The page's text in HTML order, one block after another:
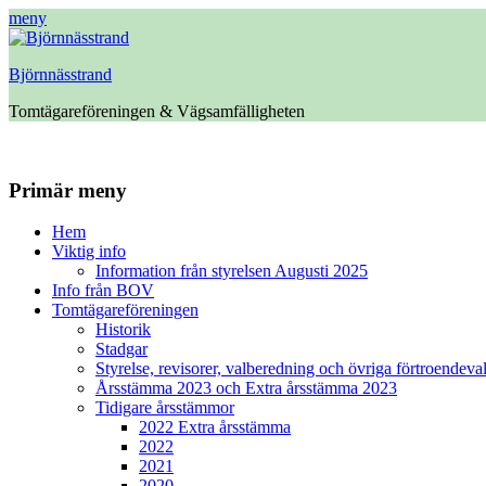
meny
Björnnässtrand
Tomtägareföreningen & Vägsamfälligheten
Primär meny
HoppaHem
Viktig info
Information från styrelsen Augusti 2025
Info från BOV
Tomtägareföreningen
Historik
Stadgar
Styrelse, revisorer, valberedning och övriga
Årsstämma 2023 och Extra årsstämma 2023
Tidigare årsstämmor
2022 Extra årsstämma
2022
2021